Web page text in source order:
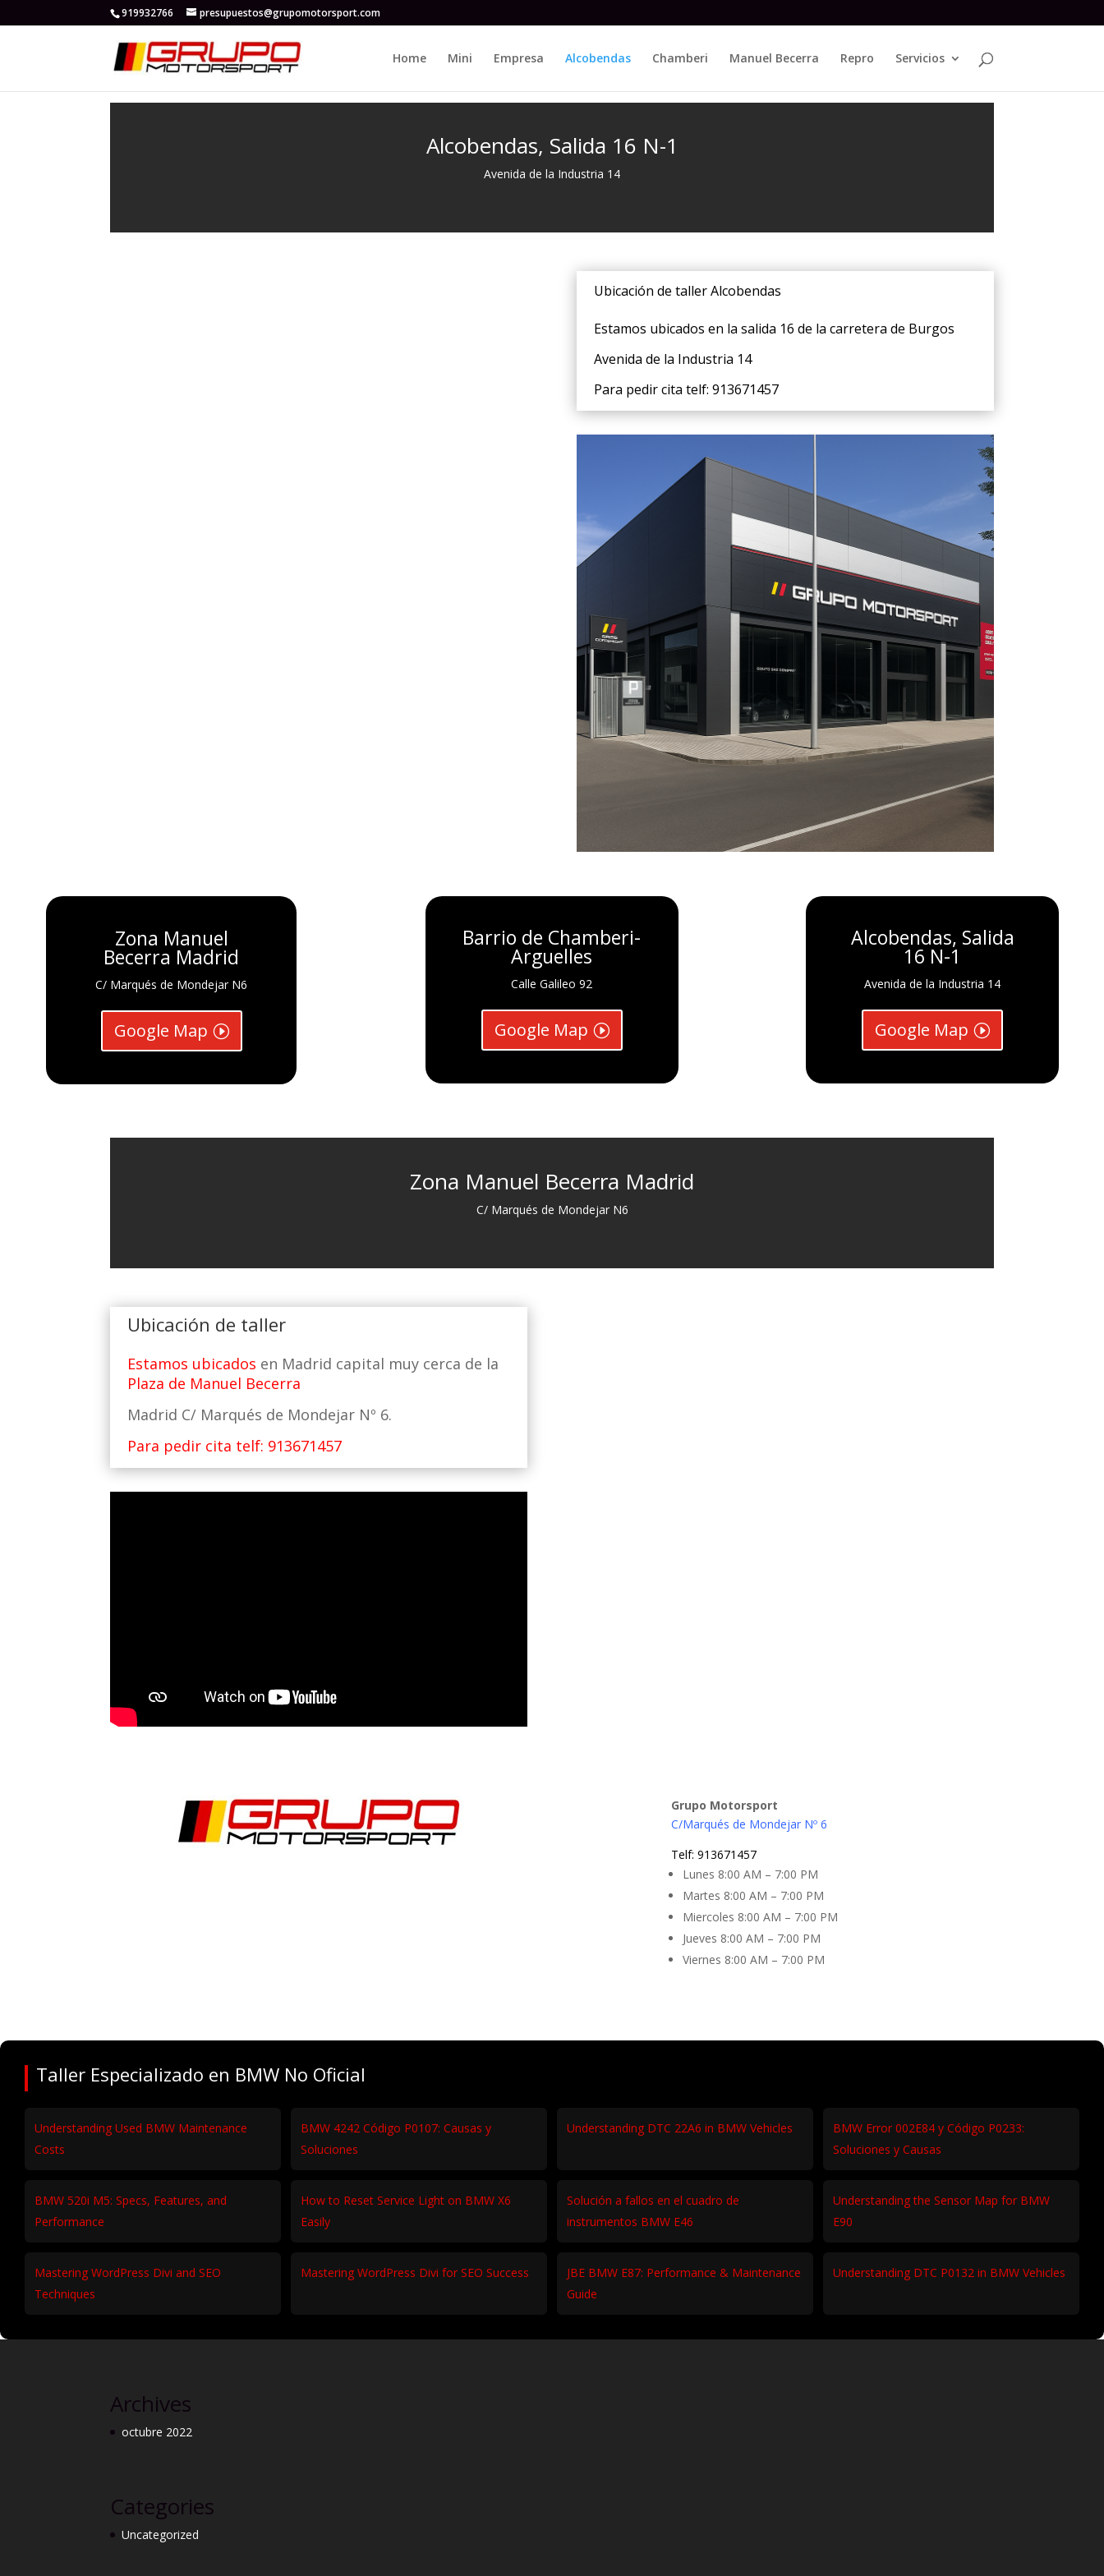
919932766 presupuestos@grupomotorsport.com
Home Mini Empresa Alcobendas Chamberi Manuel Becerra Repro Servicios
Alcobendas, Salida 16 N-1
Avenida de la Industria 14
Ubicación de taller Alcobendas
Estamos ubicados en la salida 16 de la carretera de Burgos
Avenida de la Industria 14
Para pedir cita telf: 913671457
Zona Manuel
Becerra Madrid
C/ Marqués de Mondejar N6
Google Map
Barrio de Chamberi-
Arguelles
Calle Galileo 92
Google Map
Alcobendas, Salida
16 N-1
Avenida de la Industria 14
Google Map
Zona Manuel Becerra Madrid
C/ Marqués de Mondejar N6
Ubicación de taller
Estamos ubicados en Madrid capital muy cerca de la
Plaza de Manuel Becerra
Madrid C/ Marqués de Mondejar Nº 6.
Para pedir cita telf: 913671457
Grupo Motorsport
C/Marqués de Mondejar Nº 6
Telf: 913671457
Lunes 8:00 AM – 7:00 PM
Martes 8:00 AM – 7:00 PM
Miercoles 8:00 AM – 7:00 PM
Jueves 8:00 AM – 7:00 PM
Viernes 8:00 AM – 7:00 PM
Taller Especializado en BMW No Oficial
Understanding Used BMW Maintenance
Costs
BMW 4242 Código P0107: Causas y
Soluciones
Understanding DTC 22A6 in BMW Vehicles
BMW Error 002E84 y Código P0233:
Soluciones y Causas
BMW 520i M5: Specs, Features, and
Performance
How to Reset Service Light on BMW X6
Easily
Solución a fallos en el cuadro de
instrumentos BMW E46
Understanding the Sensor Map for BMW
E90
Mastering WordPress Divi and SEO
Techniques
Mastering WordPress Divi for SEO Success
JBE BMW E87: Performance & Maintenance
Guide
Understanding DTC P0132 in BMW Vehicles
Archives
octubre 2022
Categories
Uncategorized